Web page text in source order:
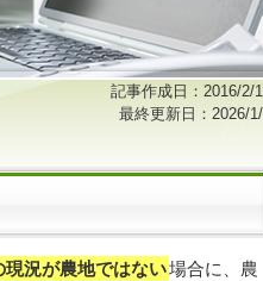
記事作成日：2016/2/
最終更新日：2026/
現況が農地ではない場合に、農